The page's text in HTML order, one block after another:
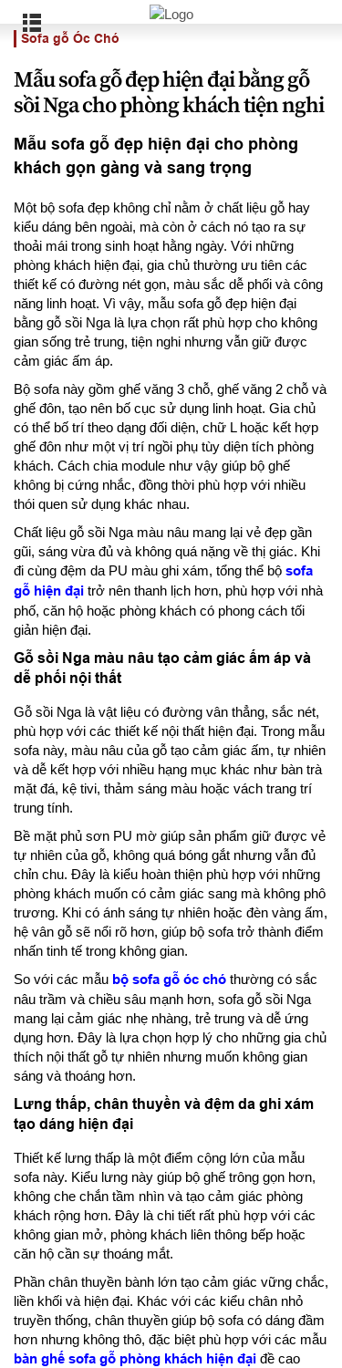
Sofa gỗ Óc Chó
Mẫu sofa gỗ đẹp hiện đại bằng gỗ
sồi Nga cho phòng khách tiện nghi
Mẫu sofa gỗ đẹp hiện đại cho phòng
khách gọn gàng và sang trọng
Một bộ sofa đẹp không chỉ nằm ở chất liệu gỗ hay
kiểu dáng bên ngoài, mà còn ở cách nó tạo ra sự
thoải mái trong sinh hoạt hằng ngày. Với những
phòng khách hiện đại, gia chủ thường ưu tiên các
thiết kế có đường nét gọn, màu sắc dễ phối và công
năng linh hoạt. Vì vậy, mẫu sofa gỗ đẹp hiện đại
bằng gỗ sồi Nga là lựa chọn rất phù hợp cho không
gian sống trẻ trung, tiện nghi nhưng vẫn giữ được
cảm giác ấm áp.
Bộ sofa này gồm ghế văng 3 chỗ, ghế văng 2 chỗ và
ghế đôn, tạo nên bố cục sử dụng linh hoạt. Gia chủ
có thể bố trí theo dạng đối diện, chữ L hoặc kết hợp
ghế đôn như một vị trí ngồi phụ tùy diện tích phòng
khách. Cách chia module như vậy giúp bộ ghế
không bị cứng nhắc, đồng thời phù hợp với nhiều
thói quen sử dụng khác nhau.
Chất liệu gỗ sồi Nga màu nâu mang lại vẻ đẹp gần
gũi, sáng vừa đủ và không quá nặng về thị giác. Khi
đi cùng đệm da PU màu ghi xám, tổng thể bộ sofa
gỗ hiện đại trở nên thanh lịch hơn, phù hợp với nhà
phố, căn hộ hoặc phòng khách có phong cách tối
giản hiện đại.
Gỗ sồi Nga màu nâu tạo cảm giác ấm áp và
dễ phối nội thất
Gỗ sồi Nga là vật liệu có đường vân thẳng, sắc nét,
phù hợp với các thiết kế nội thất hiện đại. Trong mẫu
sofa này, màu nâu của gỗ tạo cảm giác ấm, tự nhiên
và dễ kết hợp với nhiều hạng mục khác như bàn trà
mặt đá, kệ tivi, thảm sáng màu hoặc vách trang trí
trung tính.
Bề mặt phủ sơn PU mờ giúp sản phẩm giữ được vẻ
tự nhiên của gỗ, không quá bóng gắt nhưng vẫn đủ
chỉn chu. Đây là kiểu hoàn thiện phù hợp với những
phòng khách muốn có cảm giác sang mà không phô
trương. Khi có ánh sáng tự nhiên hoặc đèn vàng ấm,
hệ vân gỗ sẽ nổi rõ hơn, giúp bộ sofa trở thành điểm
nhấn tinh tế trong không gian.
So với các mẫu bộ sofa gỗ óc chó thường có sắc
nâu trầm và chiều sâu mạnh hơn, sofa gỗ sồi Nga
mang lại cảm giác nhẹ nhàng, trẻ trung và dễ ứng
dụng hơn. Đây là lựa chọn hợp lý cho những gia chủ
thích nội thất gỗ tự nhiên nhưng muốn không gian
sáng và thoáng hơn.
Lưng thấp, chân thuyền và đệm da ghi xám
tạo dáng hiện đại
Thiết kế lưng thấp là một điểm cộng lớn của mẫu
sofa này. Kiểu lưng này giúp bộ ghế trông gọn hơn,
không che chắn tầm nhìn và tạo cảm giác phòng
khách rộng hơn. Đây là chi tiết rất phù hợp với các
không gian mở, phòng khách liên thông bếp hoặc
căn hộ cần sự thoáng mắt.
Phần chân thuyền bành lớn tạo cảm giác vững chắc,
liền khối và hiện đại. Khác với các kiểu chân nhỏ
truyền thống, chân thuyền giúp bộ sofa có dáng đầm
hơn nhưng không thô, đặc biệt phù hợp với các mẫu
bàn ghế sofa gỗ phòng khách hiện đại đề cao